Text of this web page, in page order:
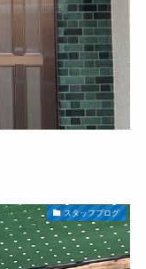
スタッフブログ